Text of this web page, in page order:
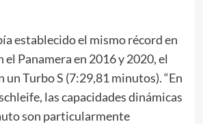
establecido el mismo récord en
Panamera en 2016 y 2020, el
un Turbo S (7:29,81 minutos). “En
las capacidades dinámicas
son particularmente